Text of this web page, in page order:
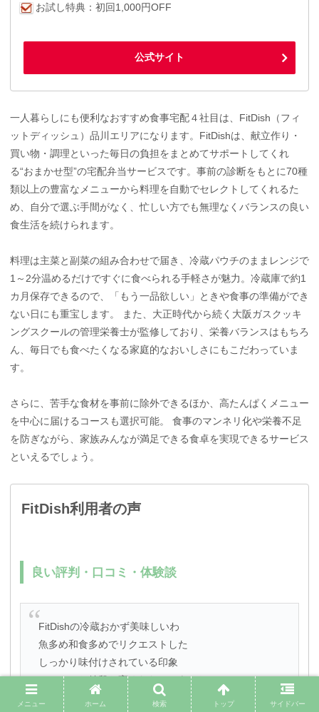
お試し特典：初回1,000円OFF
公式サイト
一人暮らしにも便利なおすすめ食事宅配４社目は、FitDish（フィ
ットディッシュ）品川エリアになります。FitDishは、献立作り・
買い物・調理といった毎日の負担をまとめてサポートしてくれ
る“おまかせ型”の宅配弁当サービスです。事前の診断をもとに70種
類以上の豊富なメニューから料理を自動でセレクトしてくれるた
め、自分で選ぶ手間がなく、忙しい方でも無理なくバランスの良い
食生活を続けられます。
料理は主菜と副菜の組み合わせで届き、冷蔵パウチのままレンジで
1～2分温めるだけですぐに食べられる手軽さが魅力。冷蔵庫で約1
カ月保存できるので、「もう一品欲しい」ときや食事の準備ができ
ない日にも重宝します。 また、大正時代から続く大阪ガスクッキ
ングスクールの管理栄養士が監修しており、栄養バランスはもちろ
ん、毎日でも食べたくなる家庭的なおいしさにもこだわっていま
す。
さらに、苦手な食材を事前に除外できるほか、高たんぱくメニュー
を中心に届けるコースも選択可能。 食事のマンネリ化や栄養不足
を防ぎながら、家族みんなが満足できる食卓を実現できるサービス
といえるでしょう。
FitDish利用者の声
良い評判・口コミ・体験談
FitDishの冷蔵おかず美味しいわ
魚多め和食多めでリクエストした
しっかり味付けされている印象
ちょっとお値段お高めなだけはあるね
来月も続ける🎵
メニュー ホーム 検索 トップ サイドバー